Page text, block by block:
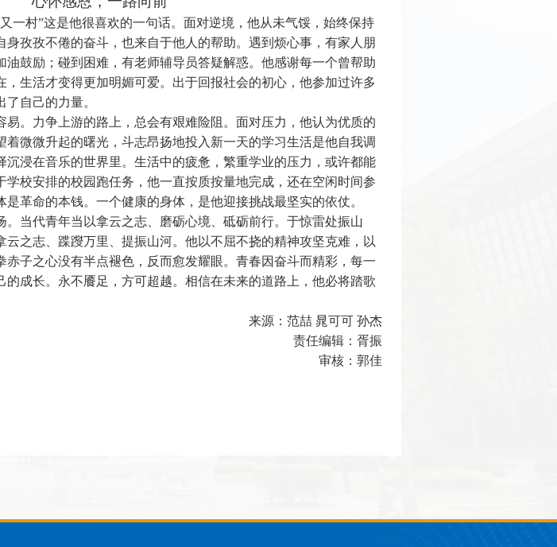
一村”这是他很喜欢的一句话。面对逆境，他从未气馁，始终保持
身孜孜不倦的奋斗，也来自于他人的帮助。遇到烦心事，有家人朋
油鼓励；碰到困难，有老师辅导员答疑解惑。他感谢每一个曾帮助
，生活才变得更加明媚可爱。出于回报社会的初心，他参加过许多
自己的力量。
易。力争上游的路上，总会有艰难险阻。面对压力，他认为优质的
着微微升起的曙光，斗志昂扬地投入新一天的学习生活是他自我调
沉浸在音乐的世界里。生活中的疲惫，繁重学业的压力，或许都能
学校安排的校园跑任务，他一直按质按量地完成，还在空闲时间参
革命的本钱。一个健康的身体，是他迎接挑战最坚实的依仗。
。当代青年当以拿云之志、磨砺心境、砥砺前行。于惊雷处振山
云之志、蹀躞万里、提振山河。他以不屈不挠的精神攻坚克难，以
赤子之心没有半点褪色，反而愈发耀眼。青春因奋斗而精彩，每一
的成长。永不餍足，方可超越。相信在未来的道路上，他必将踏歌
来源：范喆 晁可可 孙杰
责任编辑：胥振
审核：郭佳